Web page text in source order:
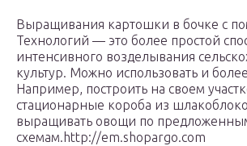
Выращивания картошки в бочке с
Технологий — это более простой
интенсивного возделывания
культур. Можно использовать и
Например, построить на своем
стационарные короба из
выращивать овощи по
схемам.http://em.shopargo.com